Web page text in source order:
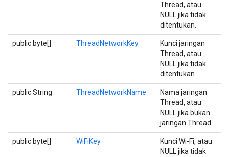
Thread, atau
NULL jika tidak
ditentukan.
public byte[] ThreadNetworkKey
Kunci jaringan
Thread, atau
NULL jika tidak
ditentukan.
public String ThreadNetworkName
Nama jaringan
Thread, atau
NULL jika bukan
jaringan Thread.
public byte[] WiFiKey
Kunci Wi-Fi, atau
NULL jika tidak